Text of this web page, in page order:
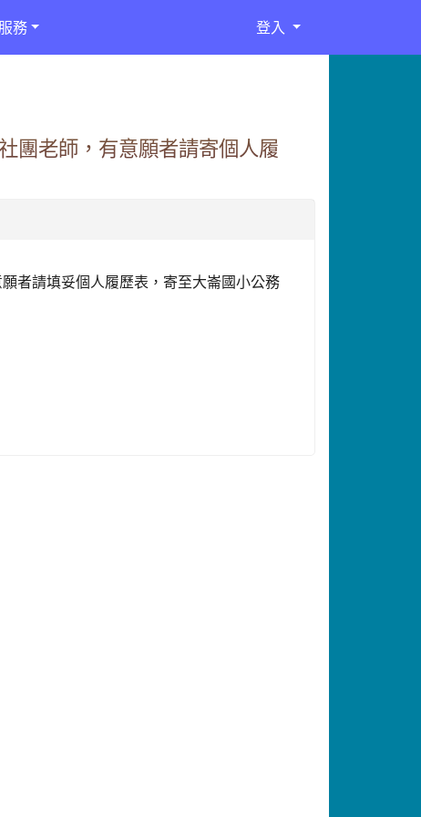
務 登入
團老師，有意願者請寄個人履
者請填妥個人履歷表，寄至大崙國小公務